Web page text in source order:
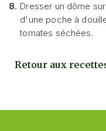
8. Dresser un dôme
d'une poche à
tomates séchées.
Retour aux